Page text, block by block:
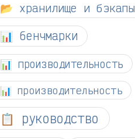
📂 хранилище и бэкапы
📊 бенчмарки
📊 производительность
📊 производительность
📋 руководство